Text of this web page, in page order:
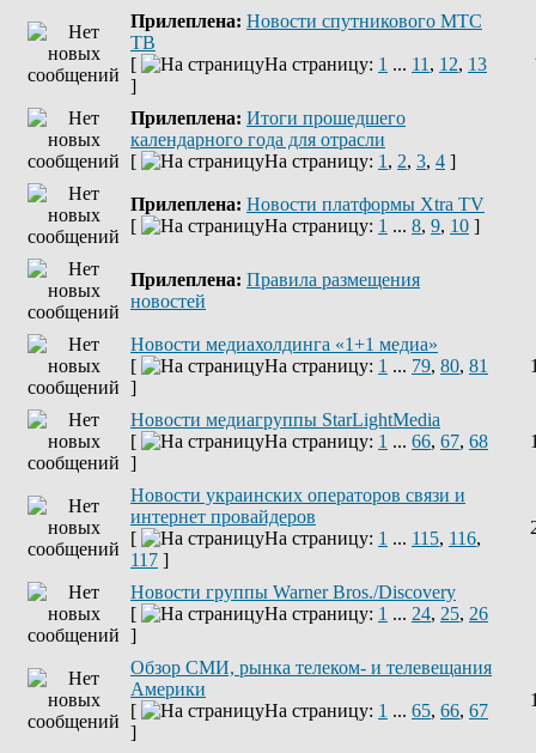
Прилеплена: Новости спутникового МТС
ТВ
[
На страницу: 1 ... 11 , 12, 13
]
Прилеплена: Итоги прошедшего
календарного года для отрасли
[
На страницу: 1 , 2, 3, 4 ]
Прилеплена: Новости платформы Xtra TV
[
На страницу: 1 ... 8, 9, 10 ]
Прилеплена: Правила размещения
новостей
Новости медиахолдинга «1+1 медиа»
[
На страницу: 1 ... 79, 80, 81
]
Новости медиагруппы StarLightMedia
[
На страницу: 1 ... 66, 67, 68
]
Новости украинских операторов связи и
интернет провайдеров
[
На страницу: 1 ... 115, 116,
117 ]
Новости группы Warner Bros./Discovery
[
На страницу: 1 ... 24, 25, 26
]
Обзор СМИ, рынка телеком- и телевещания
Америки
[
На страницу: 1 ... 65, 66, 67
]